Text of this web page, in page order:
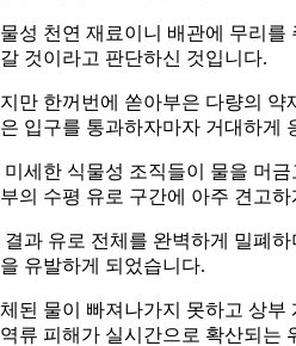
성 천연 재료이니 배관에 무리를
것이라고 판단하신 것입니다.
만 한꺼번에 쏟아부은 다량의 약
입구를 통과하자마자 거대하게
미세한 식물성 조직들이 물을 머
의 수평 유로 구간에 아주 견고
결과 유로 전체를 완벽하게 밀폐
유발하게 되었습니다.
된 물이 빠져나가지 못하고 상부
류 피해가 실시간으로 확산되는